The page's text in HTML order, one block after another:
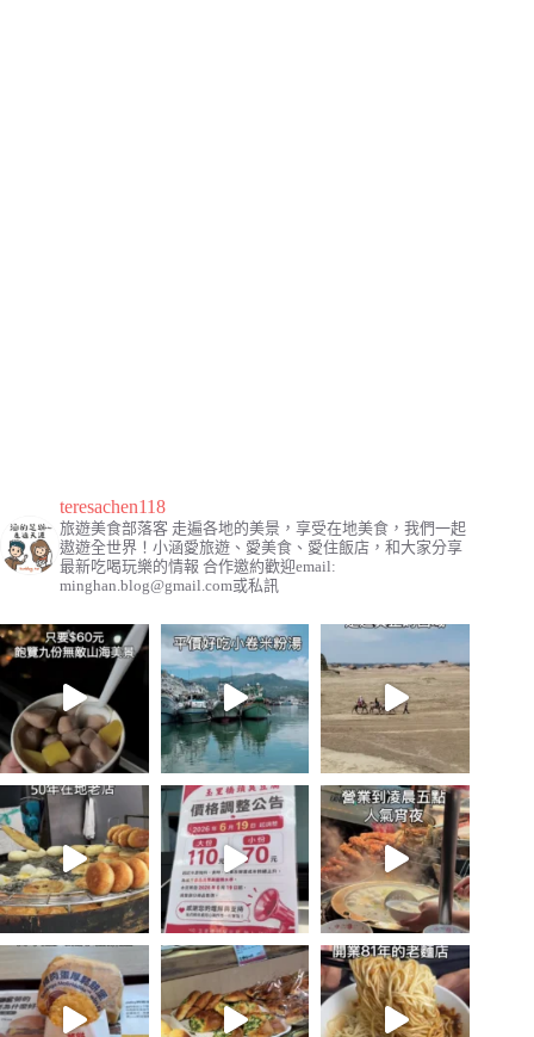
teresachen118
旅遊美食部落客 走遍各地的美景，享受在地美食，我們一起
遨遊全世界！小涵愛旅遊、愛美食、愛住飯店，和大家分享
最新吃喝玩樂的情報 合作邀約歡迎email:
minghan.blog@gmail.com或私訊